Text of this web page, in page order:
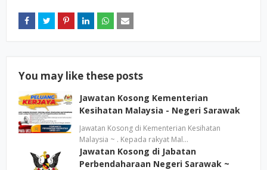
You may like these posts
Jawatan Kosong Kementerian
Kesihatan Malaysia - Negeri Sarawak
Jawatan Kosong di Kementerian Kesihatan
Malaysia ~ . Kepada rakyat Mal…
Jawatan Kosong di Jabatan
Perbendaharaan Negeri Sarawak ~